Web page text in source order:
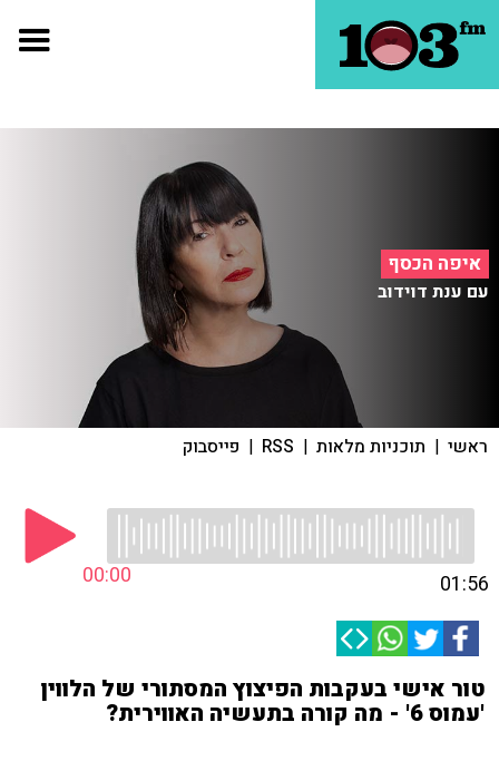
איפה הכסף
עם ענת דוידוב
ראשי | תוכניות מלאות |
RSS
| פייסבוק
00:00 01:56
טור אישי בעקבות הפיצוץ המסתורי של הלווין
'עמוס 6' - מה קורה בתעשיה האווירית?